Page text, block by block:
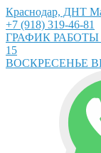
Краснодар, ДНТ
+7 (918) 319-46-81
ГРАФИК РАБОТЫ
15
ВОСКРЕСЕНЬЕ